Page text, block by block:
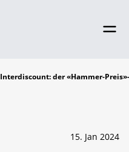
Interdiscount: der «Hammer-
15. Jan 2024